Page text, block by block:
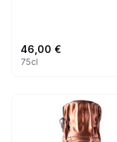
46,00 €
75cl